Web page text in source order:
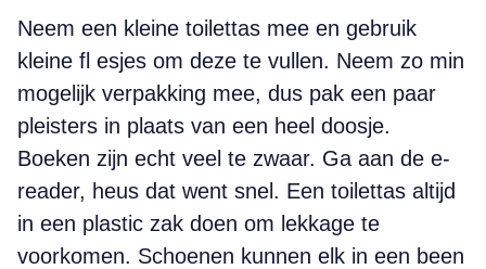
Neem een kleine toilettas mee en gebruik
kleine fl esjes om deze te vullen. Neem zo min
mogelijk verpakking mee, dus pak een paar
pleisters in plaats van een heel doosje.
Boeken zijn echt veel te zwaar. Ga aan de e-
reader, heus dat went snel. Een toilettas altijd
in een plastic zak doen om lekkage te
voorkomen. Schoenen kunnen elk in een been